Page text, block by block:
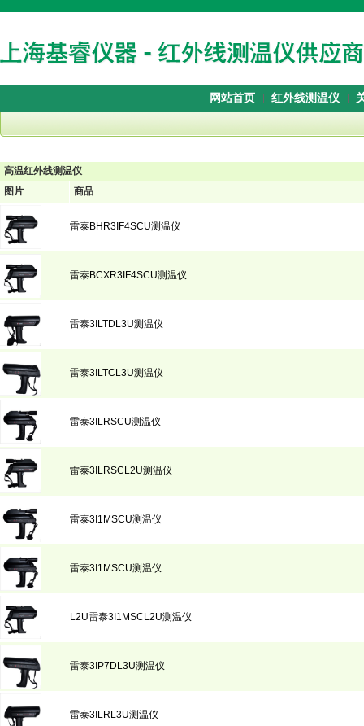
网站首页 红外线测温仪
高温红外线测温仪
图片
商品
雷泰BHR3IF4SCU测温仪
雷泰BCXR3IF4SCU测温仪
雷泰3ILTDL3U测温仪
雷泰3ILTCL3U测温仪
雷泰3ILRSCU测温仪
雷泰3ILRSCL2U测温仪
雷泰3I1MSCU测温仪
雷泰3I1MSCU测温仪
L2U雷泰3I1MSCL2U测温仪
雷泰3IP7DL3U测温仪
雷泰3ILRL3U测温仪